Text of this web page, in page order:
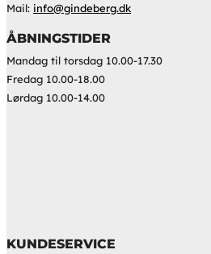
Mail: info@gindeberg.dk
ÅBNINGSTIDER
Mandag til torsdag 10.00-17.30
Fredag 10.00-18.00
Lørdag 10.00-14.00
KUNDESERVICE